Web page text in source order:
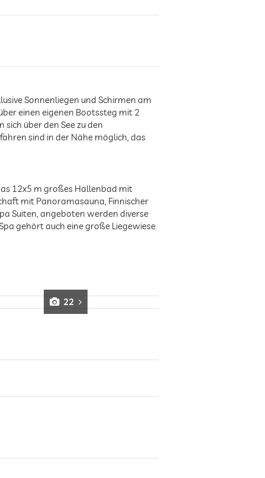
Sonnenliegen und Schirmen am
einen eigenen Bootssteg mit 2
über den See zu den
sind in der Nähe möglich, das
12x5 m großes Hallenbad mit
mit Panoramasauna, Finnischer
Suiten, angeboten werden diverse
gehört auch eine große Liegewiese
22